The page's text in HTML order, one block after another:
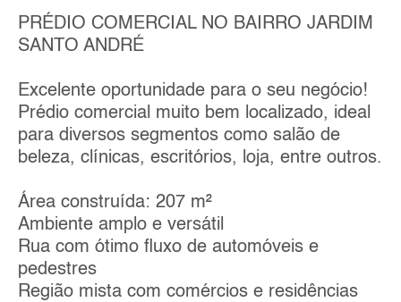
PRÉDIO COMERCIAL NO BAIRRO JARDIM
SANTO ANDRÉ
Excelente oportunidade para o seu negócio!
Prédio comercial muito bem localizado, ideal
para diversos segmentos como salão de
beleza, clínicas, escritórios, loja, entre outros.
Área construída: 207 m²
Ambiente amplo e versátil
Rua com ótimo fluxo de automóveis e
pedestres
Região mista com comércios e residências